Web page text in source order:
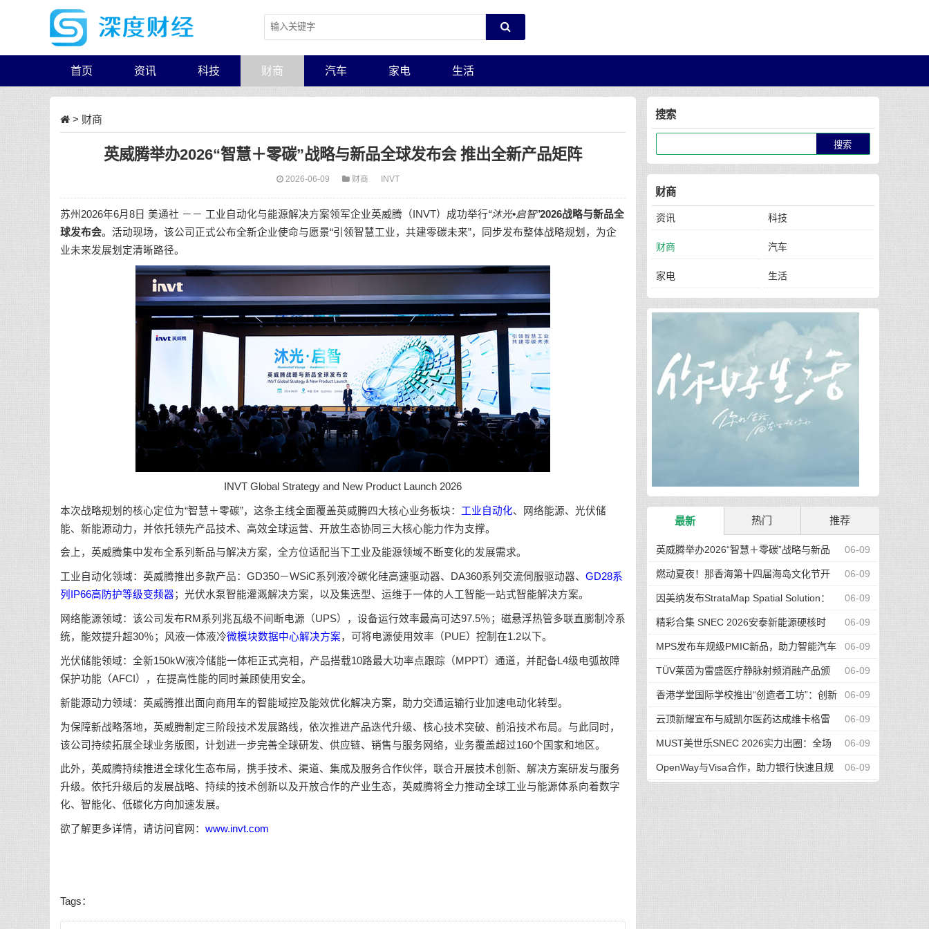
首页 资讯 科技 财商 汽车 家电 生活
> 财商
英威腾举办2026“智慧＋零碳”战略与新品全球发布会 推出全新产品矩阵
2026-06-09 财商 INVT
苏州 2026年6月8日 美通社 －－ 工业自动化与能源解决方案领军企业英威腾（INVT）成功举行“沐光•启智”2026战略与新品全
球发布会。活动现场，该公司正式公布全新企业使命与愿景“引领智慧工业，共建零碳未来”，同步发布整体战略规划，为企
业未来发展划定清晰路径。
INVT Global Strategy and New Product Launch 2026
本次战略规划的核心定位为“智慧＋零碳”，这条主线全面覆盖英威腾四大核心业务板块： 工业自动化、网络能源、光伏储
能、新能源动力，并依托领先产品技术、高效全球运营、开放生态协同三大核心能力作为支撑。
会上，英威腾集中发布全系列新品与解决方案，全方位适配当下工业及能源领域不断变化的发展需求。
工业自动化领域：英威腾推出多款产品：GD350－WSiC系列液冷碳化硅高速驱动器、DA360系列交流伺服驱动器、 GD28系
列IP66高防护等级变频器；光伏水泵智能灌溉解决方案，以及集选型、运维于一体的人工智能一站式智能解决方案。
网络能源领域：该公司发布RM系列兆瓦级不间断电源（UPS），设备运行效率最高可达97.5％；磁悬浮热管多联直膨制冷系
统，能效提升超30％；风液一体液冷微模块数据中心解决方案，可将电源使用效率（PUE）控制在1.2以下。
光伏储能领域：全新150kW液冷储能一体柜正式亮相，产品搭载10路最大功率点跟踪（MPPT）通道，并配备L4级电弧故障
保护功能（AFCI），在提高性能的同时兼顾使用安全。
新能源动力领域：英威腾推出面向商用车的智能域控及能效优化解决方案，助力交通运输行业加速电动化转型。
为保障新战略落地，英威腾制定三阶段技术发展路线，依次推进产品迭代升级、核心技术突破、前沿技术布局。与此同时，
该公司持续拓展全球业务版图，计划进一步完善全球研发、供应链、销售与服务网络，业务覆盖超过160个国家和地区。
此外，英威腾持续推进全球化生态布局，携手技术、渠道、集成及服务合作伙伴，联合开展技术创新、解决方案研发与服务
升级。依托升级后的发展战略、持续的技术创新以及开放合作的产业生态，英威腾将全力推动全球工业与能源体系向着数字
化、智能化、低碳化方向加速发展。
欲了解更多详情，请访问官网： www.invt.com
Tags：
搜索
财商
资讯 科技
财商 汽车
家电 生活
最新 热门 推荐
06-09
英威腾举办2026“智慧＋零碳”战略与新品
全球发布会 推出全新产品矩阵 06-09
燃动夏夜！那香海第十四届海岛文化节开
幕晚会即将盛大举办 06-09
因美纳发布StrataMap Spatial Solution：
高性能的端到端空间全转录组研究解决方案 06-09
精彩合集 SNEC 2026安泰新能源硬核时
刻，跟踪方案升级，多项合作共襄光伏盛宴 06-09
MPS发布车规级PMIC新品，助力智能汽车
摄像头与座舱感知系统升级 06-09
TÜV莱茵为雷盛医疗静脉射频消融产品颁
发MDR公告机构证书 06-09
香港学堂国际学校推出“创造者工坊”：创新
瑞吉欧理念学前午后课程 06-09
云顶新耀宣布与威凯尔医药达成维卡格雷
亚太多个国家与地区独家授权许可协议 06-09
MUST美世乐SNEC 2026实力出圈：全场
景光储矩阵硬核亮相，引领全球零碳能源新范式
06-09
OpenWay与Visa合作，助力银行快速且规